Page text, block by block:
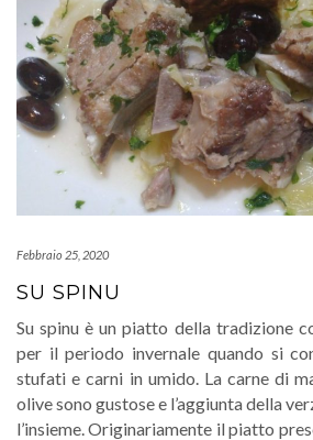
Febbraio 25, 2020
SU SPINU
Su spinu è un piatto della tradizione
per il periodo invernale quando si
stufati e carni in umido. La carne di
olive sono gustose e l’aggiunta della
l’insieme. Originariamente il piatto